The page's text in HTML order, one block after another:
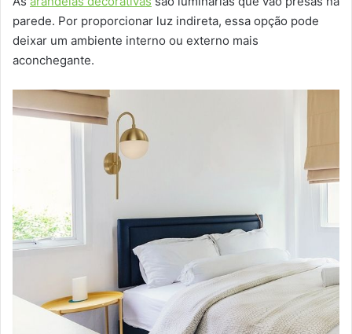
parede. Por proporcionar luz indireta, essa opção pode
deixar um ambiente interno ou externo mais
aconchegante.